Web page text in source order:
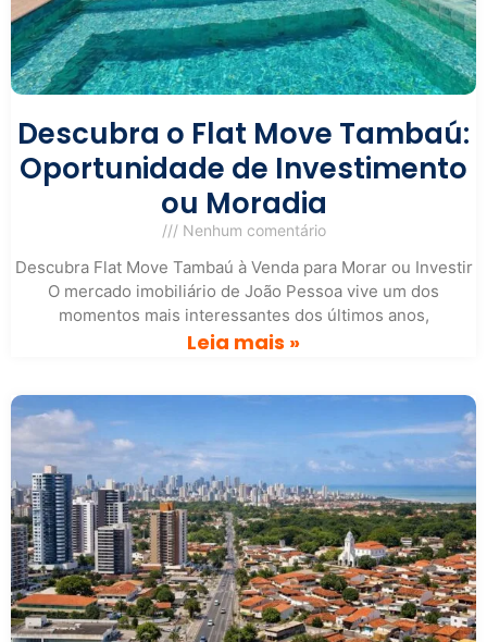
Descubra o Flat Move Tambaú:
Oportunidade de Investimento
ou Moradia
Nenhum comentário
Descubra Flat Move Tambaú à Venda para Morar ou Investir
O mercado imobiliário de João Pessoa vive um dos
momentos mais interessantes dos últimos anos,
Leia mais »